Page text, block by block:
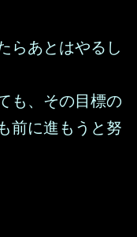
らあとはやるし
も、その目標の
前に進もうと努